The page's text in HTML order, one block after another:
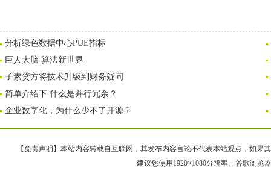
分析绿色数据中心PUE指标
巨人大脑 算法新世界
子素贷方将技术升级到财务疑问
简单介绍下 什么是并行冗余？
企业数字化，为什么少不了开源？
【免责声明】本站内容转载自互联网，其发布内容言论不代表本站观点，如果
建议您使用1920×1080分辨率、谷歌浏览